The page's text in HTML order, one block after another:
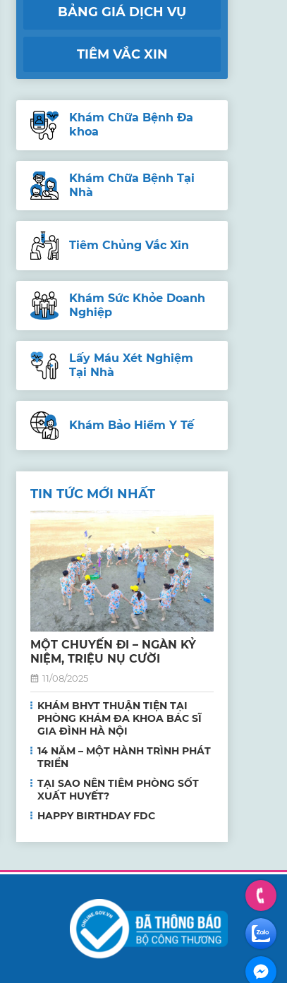
BẢNG GIÁ DỊCH VỤ
TIÊM VẮC XIN
Khám Chữa Bệnh Đa
khoa
Khám Chữa Bệnh Tại
Nhà
Tiêm Chủng Vắc Xin
Khám Sức Khỏe Doanh
Nghiệp
Lấy Máu Xét Nghiệm
Tại Nhà
Khám Bảo Hiểm Y Tế
TIN TỨC MỚI NHẤT
MỘT CHUYẾN ĐI – NGÀN KỶ
NIỆM, TRIỆU NỤ CƯỜI
11/08/2025
KHÁM BHYT THUẬN TIỆN TẠI
PHÒNG KHÁM ĐA KHOA BÁC SĨ
GIA ĐÌNH HÀ NỘI
14 NĂM – MỘT HÀNH TRÌNH PHÁT
TRIỂN
TẠI SAO NÊN TIÊM PHÒNG SỐT
XUẤT HUYẾT?
HAPPY BIRTHDAY FDC